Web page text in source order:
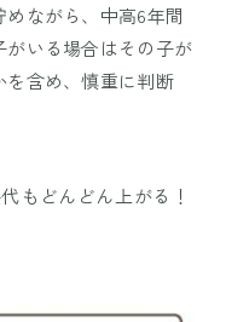
ながら、中高6年間
いる場合はその子が
含め、慎重に判断
もどんどん上がる！